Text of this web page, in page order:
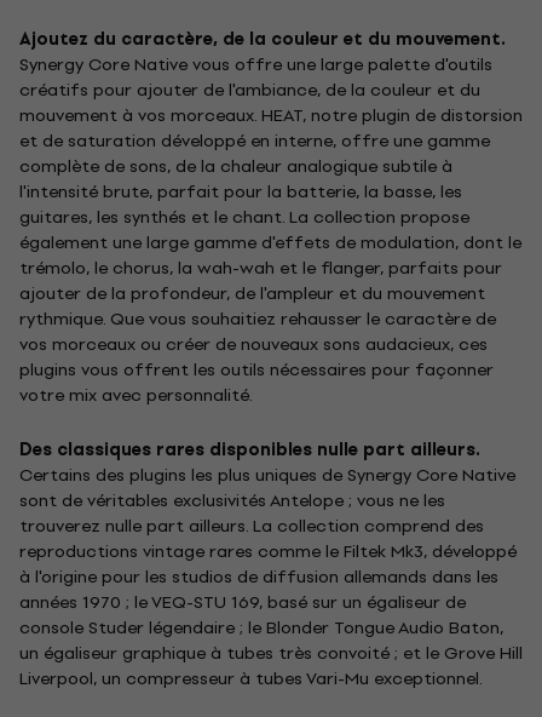
Ajoutez du caractère, de la couleur et du mouvement.
Synergy Core Native vous offre une large palette d'outils
créatifs pour ajouter de l'ambiance, de la couleur et du
mouvement à vos morceaux. HEAT, notre plugin de distorsion
et de saturation développé en interne, offre une gamme
complète de sons, de la chaleur analogique subtile à
l'intensité brute, parfait pour la batterie, la basse, les
guitares, les synthés et le chant. La collection propose
également une large gamme d'effets de modulation, dont le
trémolo, le chorus, la wah-wah et le flanger, parfaits pour
ajouter de la profondeur, de l'ampleur et du mouvement
rythmique. Que vous souhaitiez rehausser le caractère de
vos morceaux ou créer de nouveaux sons audacieux, ces
plugins vous offrent les outils nécessaires pour façonner
votre mix avec personnalité.
Des classiques rares disponibles nulle part ailleurs.
Certains des plugins les plus uniques de Synergy Core Native
sont de véritables exclusivités Antelope ; vous ne les
trouverez nulle part ailleurs. La collection comprend des
reproductions vintage rares comme le Filtek Mk3, développé
à l'origine pour les studios de diffusion allemands dans les
années 1970 ; le VEQ-STU 169, basé sur un égaliseur de
console Studer légendaire ; le Blonder Tongue Audio Baton,
un égaliseur graphique à tubes très convoité ; et le Grove Hill
Liverpool, un compresseur à tubes Vari-Mu exceptionnel.